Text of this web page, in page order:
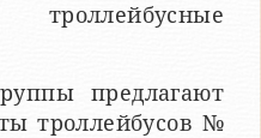
троллейбусные
предлагают
троллейбусов №